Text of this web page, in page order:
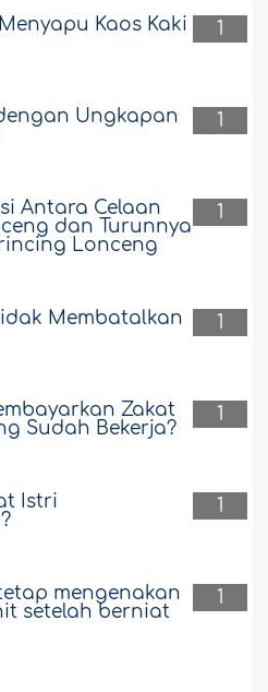
1
Kaos Kaki
1
Ungkapan
1
Antara Celaan
dan Turunnya
Lonceng
1
Membatalkan
1
Zakat
Sudah Bekerja?
1
Istri
1
mengenakan
setelah berniat